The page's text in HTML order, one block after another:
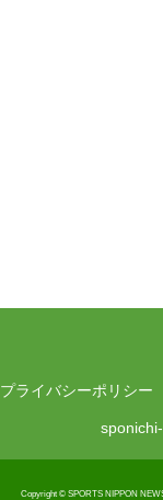
プライバシーポリシー
Copyright © SPORTS NIPPON